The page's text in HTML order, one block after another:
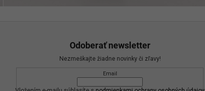
Odoberať newsletter
Nezmeškajte žiadne novinky či zľavy!
Email